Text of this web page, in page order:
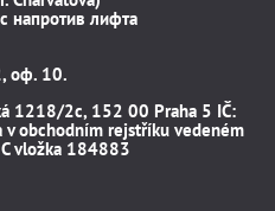
напротив лифта
оф. 10.
1218/2c, 152 00 Praha 5 IČ:
obchodním rejstříku vedeném
vložka 184883